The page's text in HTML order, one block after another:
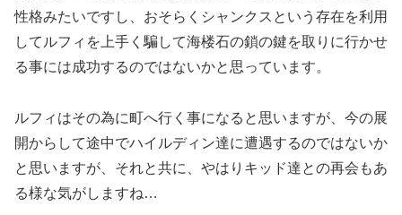
性格みたいですし、おそらくシャンクスという存在を利用
してルフィを上手く騙して海楼石の鎖の鍵を取りに行かせ
る事には成功するのではないかと思っています。
ルフィはその為に町へ行く事になると思いますが、今の展
開からして途中でハイルディン達に遭遇するのではないか
と思いますが、それと共に、やはりキッド達との再会もあ
る様な気がしますね…